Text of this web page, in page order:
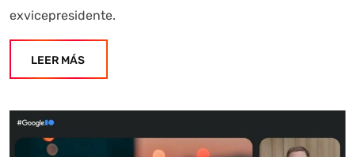
exvicepresidente.
LEER MÁS